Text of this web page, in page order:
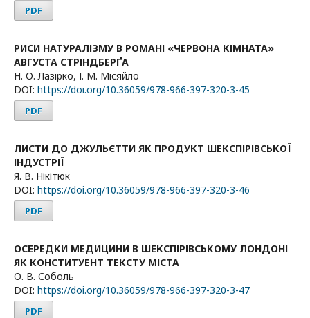
PDF
РИСИ НАТУРАЛІЗМУ В РОМАНІ «ЧЕРВОНА КІМНАТА»
АВГУСТА СТРІНДБЕРҐА
Н. О. Лазірко, І. М. Місяйло
DOI: https://doi.org/10.36059/978-966-397-320-3-45
PDF
ЛИСТИ ДО ДЖУЛЬЄТТИ ЯК ПРОДУКТ ШЕКСПІРІВСЬКОЇ
ІНДУСТРІЇ
Я. В. Нікітюк
DOI: https://doi.org/10.36059/978-966-397-320-3-46
PDF
ОСЕРЕДКИ МЕДИЦИНИ В ШЕКСПІРІВСЬКОМУ ЛОНДОНІ
ЯК КОНСТИТУЕНТ ТЕКСТУ МІСТА
О. В. Соболь
DOI: https://doi.org/10.36059/978-966-397-320-3-47
PDF